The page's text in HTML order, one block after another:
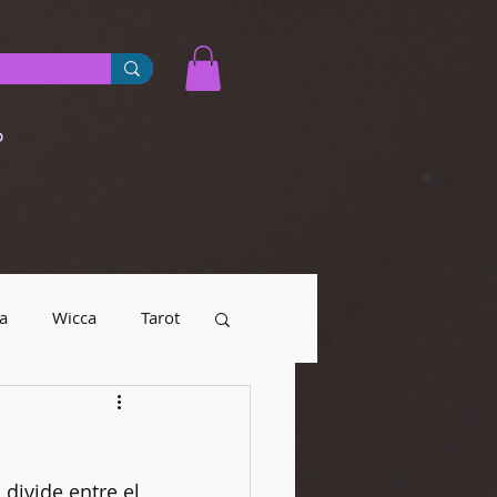
Wicca Tarot
urbanas
entre el